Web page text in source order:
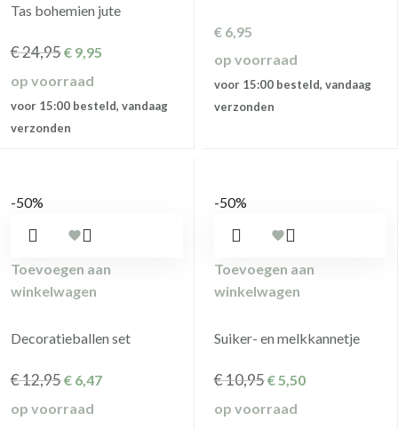
Tas bohemien jute
€24,95€ 9,95
op voorraad
voor 15:00 besteld, vandaag
verzonden
€ 6,95
op voorraad
voor 15:00 besteld, vandaag
verzonden
-50%
Toevoegen aan
winkelwagen
Decoratieballen set
€12,95€ 6,47
op voorraad
-50%
Toevoegen aan
winkelwagen
Suiker- en melkkannetje
€10,95€5,50
op voorraad